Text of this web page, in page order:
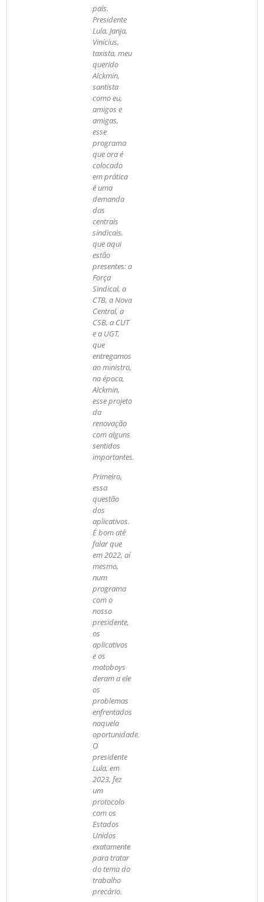
país.
Presidente
Lula, Janja,
Vinícius,
taxista, meu
querido
Alckmin,
santista
como eu,
amigos e
amigas,
esse
programa
que ora é
colocado
em prática
é uma
demanda
das
centrais
sindicais,
que aqui
estão
presentes: a
Força
Sindical, a
CTB, a Nova
Central, a
CSB, a CUT
e a UGT,
que
entregamos
ao ministro,
na época,
Alckmin,
esse projeto
da
renovação
com alguns
sentidos
importantes.
Primeiro,
essa
questão
dos
aplicativos.
É bom até
falar que
em 2022, aí
mesmo,
num
programa
com o
nosso
presidente,
os
aplicativos
e os
motoboys
deram a ele
os
problemas
enfrentados
naquela
oportunidade.
O
presidente
Lula, em
2023, fez
um
protocolo
com os
Estados
Unidos
exatamente
para tratar
do tema do
trabalho
precário.